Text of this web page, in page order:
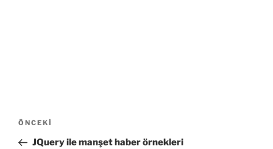
Yazı
Önceki
Yazı
ÖNCEKI
JQuery ile manşet haber örnekleri